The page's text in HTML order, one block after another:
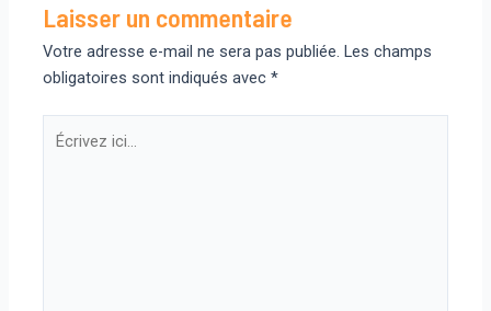
Laisser un commentaire
Votre adresse e-mail ne sera pas publiée. Les champs
obligatoires sont indiqués avec*
Écrivez
ici…